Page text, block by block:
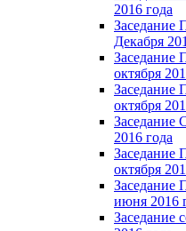
2016 года
Декабря
октября
октября
Заседание
2016 года
октября
июня 2016
Заседание